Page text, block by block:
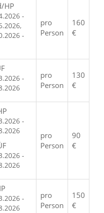
HP
-
-
pro
Person
160
€
-
pro
Person
130
€
-
-
pro
Person
90
€
-
pro
Person
150
€